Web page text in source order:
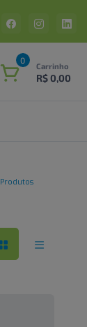
0
Carrinho
R$ 0,00
Produtos